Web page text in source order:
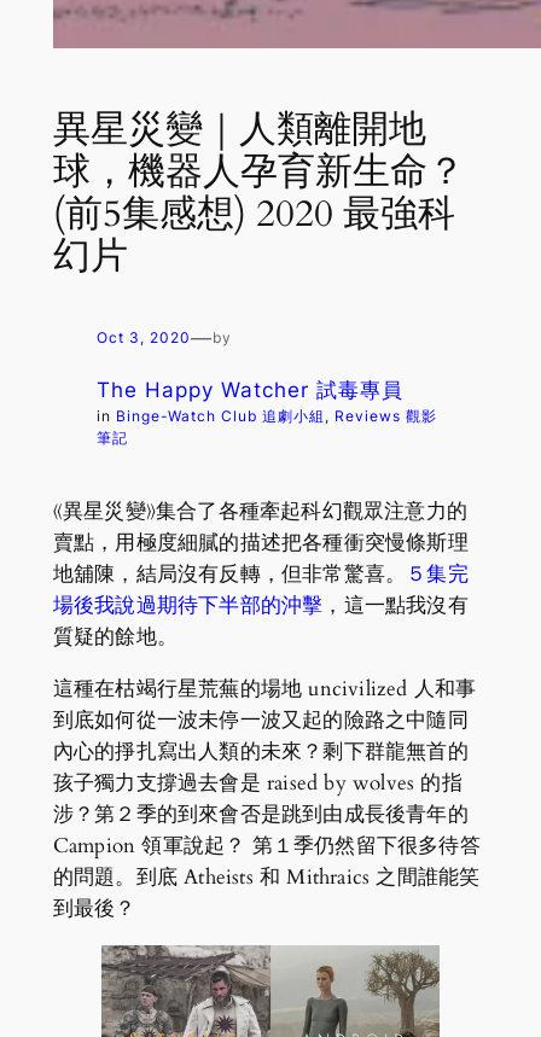
異星災變｜人類離開地
球，機器人孕育新生命？
(前5集感想) 2020 最強科
幻片
Oct 3, 2020—by
The Happy Watcher 試毒專員
in Binge-Watch Club 追劇小組 , Reviews 觀影
筆記
《異星災變》集合了各種牽起科幻觀眾注意力的
賣點，用極度細膩的描述把各種衝突慢條斯理
地舖陳，結局沒有反轉，但非常驚喜。
５集完
場後我說過期待下半部的沖擊 ，這一點我沒有
質疑的餘地。
這種在枯竭行星荒蕪的場地 uncivilized 人和事
到底如何從一波未停一波又起的險路之中隨同
內心的掙扎寫出人類的未來？剩下群龍無首的
孩子獨力支撐過去會是 raised by wolves 的指
涉？第２季的到來會否是跳到由成長後青年的
Campion 領軍說起？ 第１季仍然留下很多待答
的問題。到底 Atheists 和 Mithraics 之間誰能笑
到最後？